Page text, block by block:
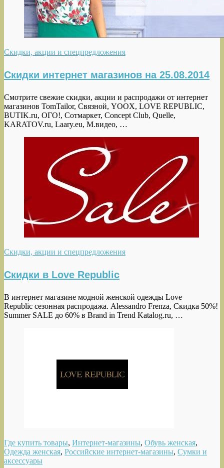
Скидки, акции и спецпредложения
Скидки интернет магазинов на 25.08.2014
Смотрите свежие скидки, акции и распродажи от интернет
магазинов TomTailor, Связной, YOOX, LOVE REPUBLIC,
BUTIK.ru, ОГО!, Сотмаркет, Concept Club, Quelle,
KARATOV.ru, Laary.eu, М.видео, …
Скидки, акции и спецпредложения
Скидки в Love Republic
В интернет магазине модной женской одежды Love
Republic сезонная распродажа. Alessandro Frenza, Скидка 50%!
Summer SALE до 60% в Brand in Trend Katalog.ru, …
Где купить товары, Интернет-магазины, Обувь женская,
Одежда женская, Российские интернет-магазины, Сумки и
аксессуары